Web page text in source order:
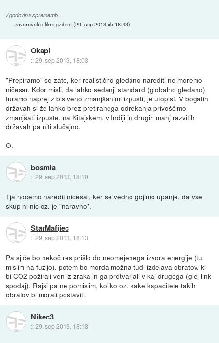
Zgodovina sprememb…
zavarovalo slike:gzibret(29. sep 2013 ob 18:43)
Okapi
::29. sep 2013, 18:03
"Prepiramo" se zato, ker realistično gledano narediti ne moremo
ničesar. Kdor misli, da lahko sedanji standard (globalno gledano)
furamo naprej z bistveno zmanjšanimi izpusti, je utopist. V bogatih
državah si že lahko brez pretiranega odrekanja privoščimo
zmanjšati izpuste, na Kitajskem, v Indiji in drugih manj razvitih
državah pa niti slučajno.
O.
bosmla
::29. sep 2013, 18:10
Tja nocemo naredit nicesar, ker se vedno gojimo upanje, da vse
skup ni nic oz. je "naravno".
StarMafijec
::29. sep 2013, 18:13
Pa sj če bo nekoč res prišlo do neomejenega izvora energije (tu
mislim na fuzijo), potem bo morda možna tudi izdelava obratov, ki
bi CO2 požirali ven iz zraka in ga pretvarjali v kaj drugega (glej link
spodaj). Rajši pa ne pomislim, koliko oz. kake kapacitete takih
obratov bi morali postaviti.
Nikec3
::29. sep 2013, 18:13